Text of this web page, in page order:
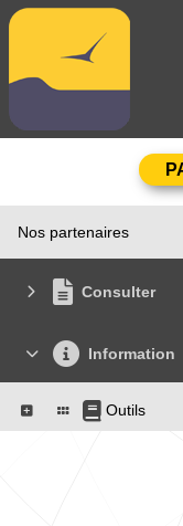
Nos partenaires
Consulter
Information
Outils